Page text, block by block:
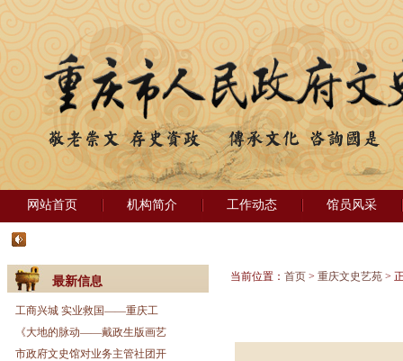
网站首页 机构简介 工作动态 馆员风采
最新信息
工商兴城 实业救国——重庆工
《大地的脉动——戴政生版画艺
市政府文史馆对业务主管社团开
当前位置： 首页 > 重庆文史艺苑 >